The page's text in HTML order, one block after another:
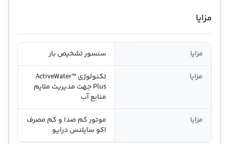
مزایا
مزایا سنسور تشخیص بار
مزایا
تکنولوژی ActiveWater™
Plus جهت مدیریت ملایم
منابع آب
مزایا
موتور کم صدا و کم مصرف
اکو سایلنس درایو